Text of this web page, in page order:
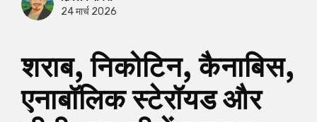
24 मार्च 2026
शराब, निकोटिन, कैनाबिस,
एनाबॉलिक स्टेरॉयड और